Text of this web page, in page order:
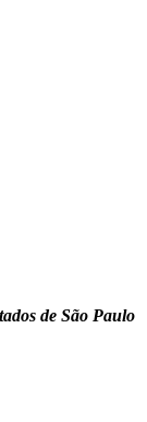
de São Paulo